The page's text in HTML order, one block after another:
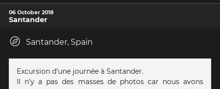
06 October 2018
Santander
Santander, Spain
Excursion d'une journée à Santander.
Il n'y a pas des masses de photos car nous avons